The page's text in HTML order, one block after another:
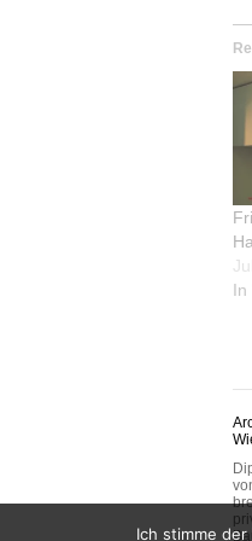
In
Ich stimme